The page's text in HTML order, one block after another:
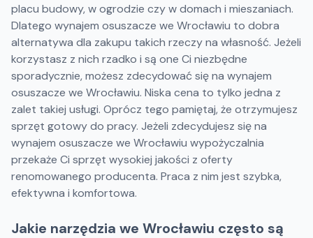
placu budowy, w ogrodzie czy w domach i mieszaniach.
Dlatego wynajem osuszacze we Wrocławiu to dobra
alternatywa dla zakupu takich rzeczy na własność. Jeżeli
korzystasz z nich rzadko i są one Ci niezbędne
sporadycznie, możesz zdecydować się na wynajem
osuszacze we Wrocławiu. Niska cena to tylko jedna z
zalet takiej usługi. Oprócz tego pamiętaj, że otrzymujesz
sprzęt gotowy do pracy. Jeżeli zdecydujesz się na
wynajem osuszacze we Wrocławiu wypożyczalnia
przekaże Ci sprzęt wysokiej jakości z oferty
renomowanego producenta. Praca z nim jest szybka,
efektywna i komfortowa.
Jakie narzędzia we Wrocławiu często są